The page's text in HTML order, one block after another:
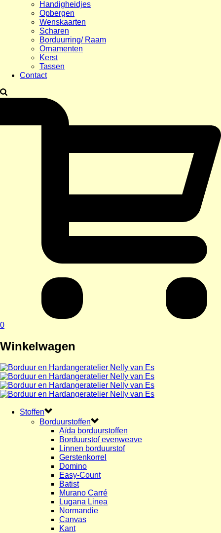
Handigheidjes
Opbergen
Wenskaarten
Scharen
Borduurring/ Raam
Ornamenten
Kerst
Tassen
Contact
0
Winkelwagen
Stoffen
Borduurstoffen
Aïda borduurstoffen
Borduurstof evenweave
Linnen borduurstof
Gerstenkorrel
Domino
Easy-Count
Batist
Murano Carré
Lugana Linea
Normandie
Canvas
Kant